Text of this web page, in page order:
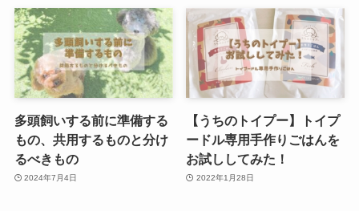
多頭飼いする前に準備する
もの、共用するものと分け
るべきもの
2024年7月4日
【うちのトイプー】トイプ
ードル専用手作りごはんを
お試ししてみた！
2022年1月28日